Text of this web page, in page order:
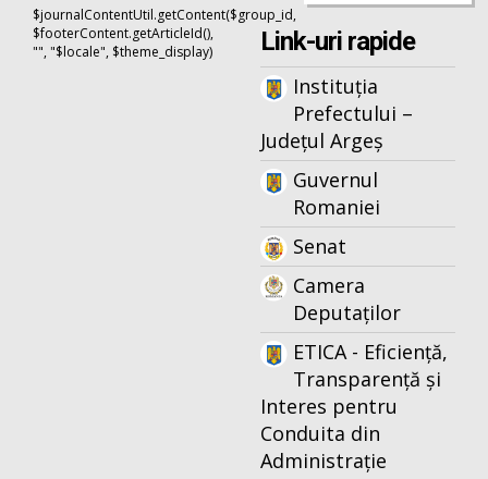
$journalContentUtil.getContent($group_id,
$footerContent.getArticleId(),
"", "$locale", $theme_display)
Link-uri rapide
Instituția
Prefectului –
Județul Argeș
Guvernul
Romaniei
Senat
Camera
Deputaților
ETICA - Eficiență,
Transparență și
Interes pentru
Conduita din
Administrație